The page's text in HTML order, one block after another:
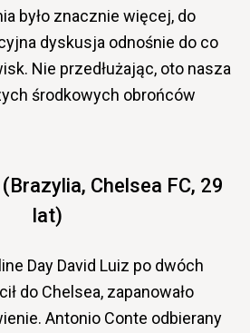
było znacznie więcej, do
dyskusja odnośnie do co
Nie przedłużając, oto nasza
środkowych obrońców
Chelsea FC, 29
lat)
Day David Luiz po dwóch
do Chelsea, zapanowało
Antonio Conte odbierany